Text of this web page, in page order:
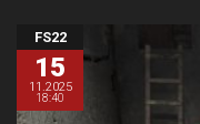
FS22
15
11.2025
18:40